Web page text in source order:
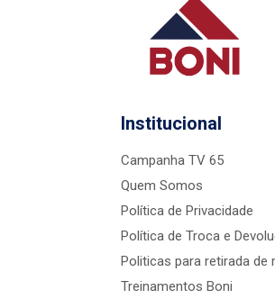
Institucional
Campanha TV 65
Quem Somos
Política de Privacidade
Política de Troca e
Politicas para retirada de
Treinamentos Boni